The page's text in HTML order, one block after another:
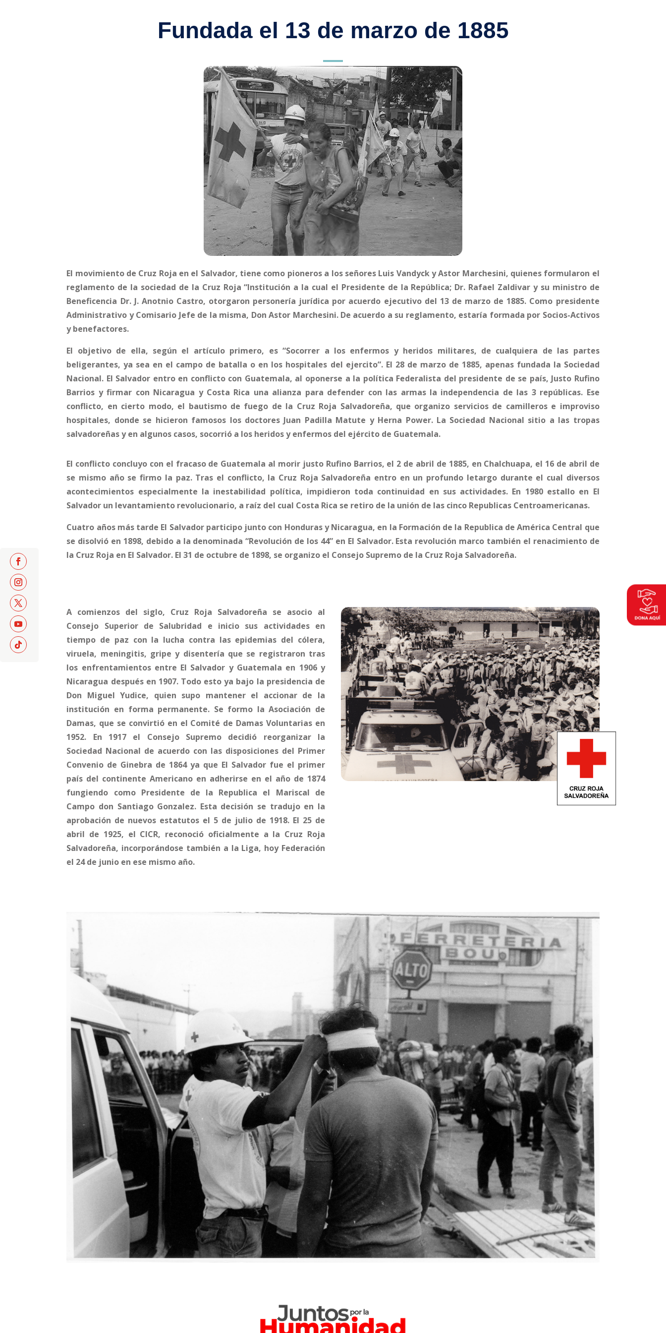
Fundada el 13 de marzo de 1885
El movimiento de Cruz Roja en el Salvador, tiene como pioneros a los señores Luis Vandyck y Astor Marchesini, quienes formularon el
reglamento de la sociedad de la Cruz Roja “Institución a la cual el Presidente de la República; Dr. Rafael Zaldivar y su ministro de
Beneficencia Dr. J. Anotnio Castro, otorgaron personería jurídica por acuerdo ejecutivo del 13 de marzo de 1885. Como presidente
Administrativo y Comisario Jefe de la misma, Don Astor Marchesini. De acuerdo a su reglamento, estaría formada por Socios-Activos
y benefactores.
El objetivo de ella, según el artículo primero, es “Socorrer a los enfermos y heridos militares, de cualquiera de las partes
beligerantes, ya sea en el campo de batalla o en los hospitales del ejercito”. El 28 de marzo de 1885, apenas fundada la Sociedad
Nacional. El Salvador entro en conflicto con Guatemala, al oponerse a la política Federalista del presidente de se país, Justo Rufino
Barrios y firmar con Nicaragua y Costa Rica una alianza para defender con las armas la independencia de las 3 repúblicas. Ese
conflicto, en cierto modo, el bautismo de fuego de la Cruz Roja Salvadoreña, que organizo servicios de camilleros e improviso
hospitales, donde se hicieron famosos los doctores Juan Padilla Matute y Herna Power. La Sociedad Nacional sitio a las tropas
salvadoreñas y en algunos casos, socorrió a los heridos y enfermos del ejército de Guatemala.
El conflicto concluyo con el fracaso de Guatemala al morir justo Rufino Barrios, el 2 de abril de 1885, en Chalchuapa, el 16 de abril de
se mismo año se firmo la paz. Tras el conflicto, la Cruz Roja Salvadoreña entro en un profundo letargo durante el cual diversos
acontecimientos especialmente la inestabilidad política, impidieron toda continuidad en sus actividades. En 1980 estallo en El
Salvador un levantamiento revolucionario, a raíz del cual Costa Rica se retiro de la unión de las cinco Republicas Centroamericanas.
Cuatro años más tarde El Salvador participo junto con Honduras y Nicaragua, en la Formación de la Republica de América Central que
se disolvió en 1898, debido a la denominada “Revolución de los 44” en El Salvador. Esta revolución marco también el renacimiento de
la Cruz Roja en El Salvador. El 31 de octubre de 1898, se organizo el Consejo Supremo de la Cruz Roja Salvadoreña.
A comienzos del siglo, Cruz Roja Salvadoreña se asocio al
Consejo Superior de Salubridad e inicio sus actividades en
tiempo de paz con la lucha contra las epidemias del cólera,
viruela, meningitis, gripe y disentería que se registraron tras
los enfrentamientos entre El Salvador y Guatemala en 1906 y
Nicaragua después en 1907. Todo esto ya bajo la presidencia de
Don Miguel Yudice, quien supo mantener el accionar de la
institución en forma permanente. Se formo la Asociación de
Damas, que se convirtió en el Comité de Damas Voluntarias en
1952. En 1917 el Consejo Supremo decidió reorganizar la
Sociedad Nacional de acuerdo con las disposiciones del Primer
Convenio de Ginebra de 1864 ya que El Salvador fue el primer
país del continente Americano en adherirse en el año de 1874
fungiendo como Presidente de la Republica el Mariscal de
Campo don Santiago Gonzalez. Esta decisión se tradujo en la
aprobación de nuevos estatutos el 5 de julio de 1918. El 25 de
abril de 1925, el CICR, reconoció oficialmente a la Cruz Roja
Salvadoreña, incorporándose también a la Liga, hoy Federación
el 24 de junio en ese mismo año.